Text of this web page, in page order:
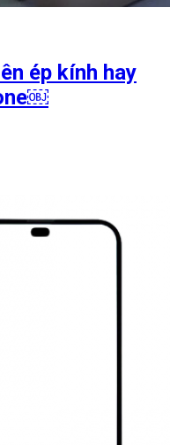
ép kính hay